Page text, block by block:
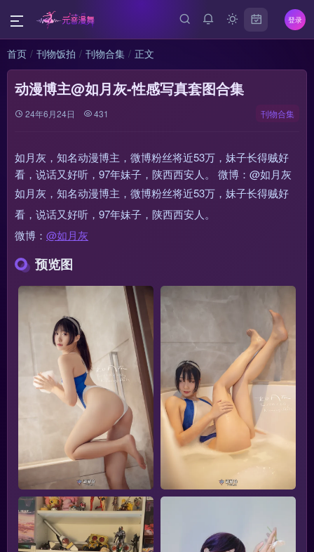
登录
首页 刊物饭拍 刊物合集 正文
动漫博主@如月灰-性感写真套图合集
24年6月24日 431 刊物合集
如月灰，知名动漫博主，微博粉丝将近53万，妹子长得贼好
看，说话又好听，97年妹子，陕西西安人。 微博：@如月灰
如月灰，知名动漫博主，微博粉丝将近53万，妹子长得贼好
看，说话又好听，97年妹子，陕西西安人。
微博： @如月灰
预览图